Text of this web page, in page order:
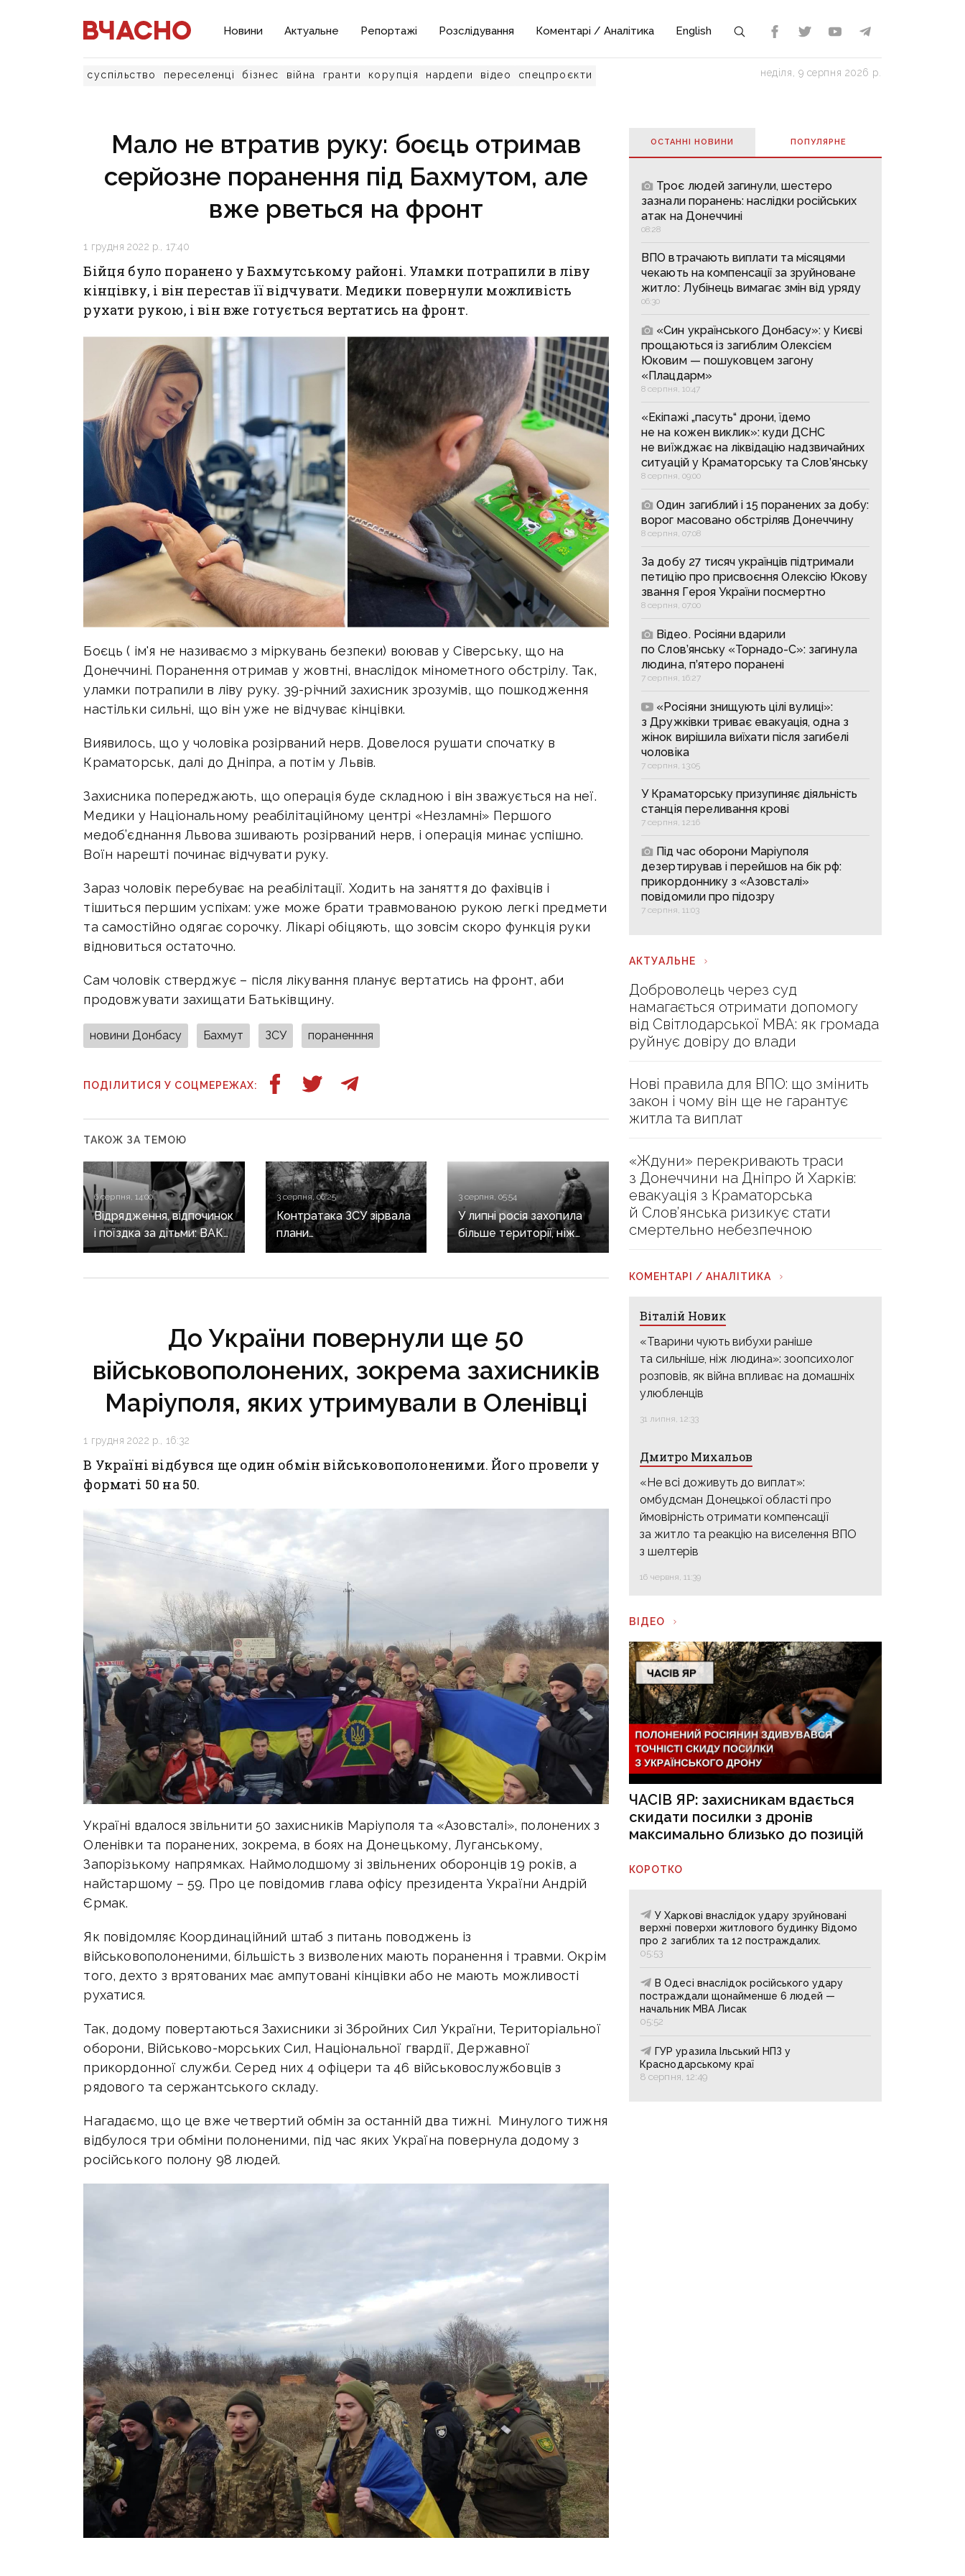
Новини Актуальне Репортажі Розслідування Коментарі / Аналітика English
суспільство переселенці бізнес війна гранти корупція нардепи відео спецпроєкти неділя, 9 серпня 2026 р.
Мало не втратив руку: боєць отримав
серйозне поранення під Бахмутом, але
вже рветься на фронт
1 грудня 2022 р., 17:40
Бійця було поранено у Бахмутському районі. Уламки потрапили в ліву
кінцівку, і він перестав її відчувати. Медики повернули можливість
рухати рукою, і він вже готується вертатись на фронт.
Боєць ( ім'я не називаємо з міркувань безпеки) воював у Сіверську, що на
Донеччині. Поранення отримав у жовтні, внаслідок мінометного обстрілу. Так,
уламки потрапили в ліву руку. 39-річний захисник зрозумів, що пошкодження
настільки сильні, що він уже не відчуває кінцівки.
Виявилось, що у чоловіка розірваний нерв. Довелося рушати спочатку в
Краматорськ, далі до Дніпра, а потім у Львів.
Захисника попереджають, що операція буде складною і він зважується на неї.
Медики у Національному реабілітаційному центрі «Незламні» Першого
медоб’єднання Львова зшивають розірваний нерв, і операція минає успішно.
Воїн нарешті починає відчувати руку.
Зараз чоловік перебуває на реабілітації. Ходить на заняття до фахівців і
тішиться першим успіхам: уже може брати травмованою рукою легкі предмети
та самостійно одягає сорочку. Лікарі обіцяють, що зовсім скоро функція руки
відновиться остаточно.
Сам чоловік стверджує – після лікування планує вертатись на фронт, аби
продовжувати захищати Батьківщину.
новини Донбасу Бахмут ЗСУ пораненння
ПОДІЛИТИСЯ У СОЦМЕРЕЖАХ:
ТАКОЖ ЗА ТЕМОЮ
6 серпня, 14:00
Відрядження, відпочинок
і поїздка за дітьми: ВАКС
знову відмовив
3 серпня, 06:25
Контратака ЗСУ зірвала
плани
рф на Слов’янському
3 серпня, 05:54
У липні росія захопила
більше території, ніж
звільнили Сили
До України повернули ще 50
військовополонених, зокрема захисників
Маріуполя, яких утримували в Оленівці
1 грудня 2022 р., 16:32
В Україні відбувся ще один обмін військовополоненими. Його провели у
форматі 50 на 50.
Україні вдалося звільнити 50 захисників Маріуполя та «Азовсталі», полонених з
Оленівки та поранених, зокрема, в боях на Донецькому, Луганському,
Запорізькому напрямках. Наймолодшому зі звільнених оборонців 19 років, а
найстаршому – 59. Про це повідомив глава офісу президента України Андрій
Єрмак.
Як повідомляє Координаційний штаб з питань поводжень із
військовополоненими, більшість з визволених мають поранення і травми. Окрім
того, дехто з врятованих має ампутовані кінцівки або не мають можливості
рухатися.
Так, додому повертаються Захисники зі Збройних Сил України, Територіальної
оборони, Військово-морських Сил, Національної гвардії, Державної
прикордонної служби. Серед них 4 офіцери та 46 військовослужбовців з
рядового та сержантського складу.
Нагадаємо, що це вже четвертий обмін за останній два тижні. Минулого тижня
відбулося три обміни полоненими, під час яких Україна повернула додому з
російського полону 98 людей.
ОСТАННІ НОВИНИ ПОПУЛЯРНE
Троє людей загинули, шестеро
зазнали поранень: наслідки російських
атак на Донеччині
08:28
ВПО втрачають виплати та місяцями
чекають на компенсації за зруйноване
житло: Лубінець вимагає змін від уряду
06:30
«Син українського Донбасу»: у Києві
прощаються із загиблим Олексієм
Юковим — пошуковцем загону
«Плацдарм»
8 серпня, 10:47
«Екіпажі „пасуть“ дрони, їдемо
не на кожен виклик»: куди ДСНС
не виїжджає на ліквідацію надзвичайних
ситуацій у Краматорську та Слов’янську
8 серпня, 09:00
Один загиблий і 15 поранених за добу:
ворог масовано обстріляв Донеччину
8 серпня, 07:08
За добу 27 тисяч українців підтримали
петицію про присвоєння Олексію Юкову
звання Героя України посмертно
8 серпня, 07:00
Відео. Росіяни вдарили
по Слов’янську «Торнадо-С»: загинула
людина, п’ятеро поранені
7 серпня, 16:27
«Росіяни знищують цілі вулиці»:
з Дружківки триває евакуація, одна з
жінок вирішила виїхати після загибелі
чоловіка
7 серпня, 13:05
У Краматорську призупиняє діяльність
станція переливання крові
7 серпня, 12:16
Під час оборони Маріуполя
дезертирував і перейшов на бік рф:
прикордоннику з «Азовсталі»
повідомили про підозру
7 серпня, 11:03
АКТУАЛЬНЕ
Доброволець через суд
намагається отримати допомогу
від Світлодарської МВА: як громада
руйнує довіру до влади
Нові правила для ВПО: що змінить
закон і чому він ще не гарантує
житла та виплат
«Ждуни» перекривають траси
з Донеччини на Дніпро й Харків:
евакуація з Краматорська
й Слов’янська ризикує стати
смертельно небезпечною
КОМЕНТАРІ / АНАЛІТИКА
Віталій Новик
«Тварини чують вибухи раніше
та сильніше, ніж людина»: зоопсихолог
розповів, як війна впливає на домашніх
улюбленців
31 липня, 12:33
Дмитро Михальов
«Не всі доживуть до виплат»:
омбудсман Донецької області про
ймовірність отримати компенсації
за житло та реакцію на виселення ВПО
з шелтерів
16 червня, 11:39
ВІДЕО
ЧАСІВ ЯР: захисникам вдається
скидати посилки з дронів
максимально близько до позицій
КОРОТКО
У Харкові внаслідок удару зруйновані
верхні поверхи житлового будинку Відомо
про 2 загиблих та 12 постраждалих.
05:53
В Одесі внаслідок російського удару
постраждали щонайменше 6 людей —
начальник МВА Лисак
05:52
ГУР уразила Ільський НПЗ у
Краснодарському краї
8 серпня, 12:49